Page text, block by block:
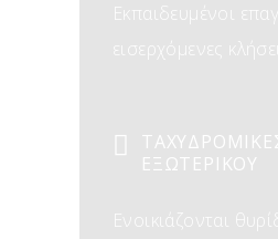
Εκπαιδευμένοι
εισερχόμενες
ΕΞΩΤΕΡΙΚΟΥ
Ενοικιάζονται